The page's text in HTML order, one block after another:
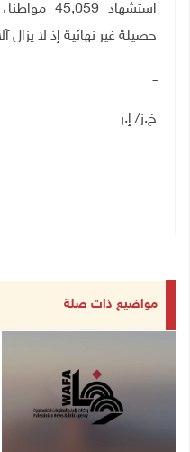
حصيلة غير نهائية إذ لا
ــ
خ.ز/ إ.ر
مواضيع ذات صلة